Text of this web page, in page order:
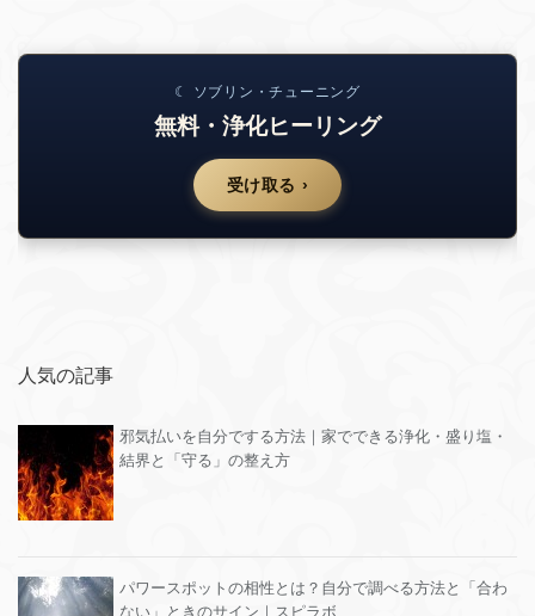
☾ ソブリン・チューニング
無料・浄化ヒーリング
受け取る ›
人気の記事
邪気払いを自分でする方法｜家でできる浄化・盛り塩・
結界と「守る」の整え方
パワースポットの相性とは？自分で調べる方法と「合わ
ない」ときのサイン｜スピラボ